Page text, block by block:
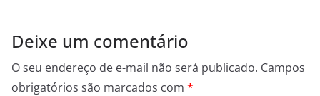
Deixe um comentário
O seu endereço de e-mail não será publicado. Campos
obrigatórios são marcados com *